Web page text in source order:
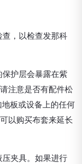
，以检查发那科
护层会暴露在紫
注意是否有配件松
板或设备上的任何
以购买布套来延长
夹具。如果进行